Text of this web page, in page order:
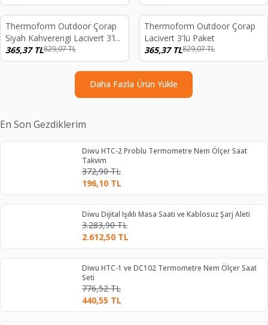
%56
Thermoform Outdoor Çorap
Siyah Kahverengi Lacivert 3'lü
Paket
365,37TL829,07TL
%56
Thermoform Outdoor Çorap
Lacivert 3'lü Paket
365,37TL829,07TL
Daha Fazla Ürün Yükle
En Son Gezdiklerim
Diwu HTC-2 Problu Termometre Nem Ölçer Saat
Takvim
372,90TL
196,10 TL
Diwu Dijital Işıklı Masa Saati ve Kablosuz Şarj Aleti
3.283,90TL
2.612,50 TL
Diwu HTC-1 ve DC102 Termometre Nem Ölçer Saat
Seti
776,52TL
440,55 TL